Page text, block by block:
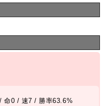
命0 / 速7 / 勝率63.6%